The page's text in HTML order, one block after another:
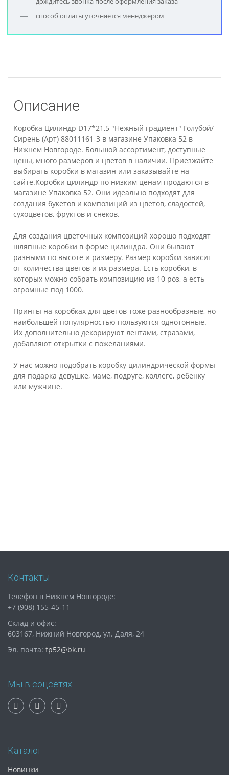
способ оплаты уточняется менеджером
Описание
Коробка Цилиндр D17*21,5 "Нежный градиент" Голубой/
Сирень (Арт) 88011161-3 в магазине Упаковка 52 в
Нижнем Новгороде. Большой ассортимент, доступные
цены, много размеров и цветов в наличии. Приезжайте
выбирать коробки в магазин или заказывайте на
сайте.Коробки цилиндр по низким ценам продаются в
магазине Упаковка 52. Они идеально подходят для
создания букетов и композиций из цветов, сладостей,
сухоцветов, фруктов и снеков.
Для создания цветочных композиций хорошо подходят
шляпные коробки в форме цилиндра. Они бывают
разными по высоте и размеру. Размер коробки зависит
от количества цветов и их размера. Есть коробки, в
которых можно собрать композицию из 10 роз, а есть
огромные под 1000.
Принты на коробках для цветов тоже разнообразные, но
наибольшей популярностью пользуются однотонные.
Их дополнительно декорируют лентами, стразами,
добавляют открытки с пожеланиями.
У нас можно подобрать коробку цилиндрической формы
для подарка девушке, маме, подруге, коллеге, ребенку
или мужчине.
Контакты
Телефон в Нижнем Новгороде:
+7 (908) 155-45-11
Склад и офис:
603167, Нижний Новгород, ул. Даля, 24
Эл. почта: fp52@bk.ru
Мы в соцсетях
Каталог
Новинки